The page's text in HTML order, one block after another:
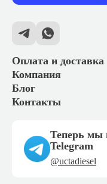
Оплата и доставка
Компания
Блог
Контакты
Теперь мы
Telegram
@uctadiesel